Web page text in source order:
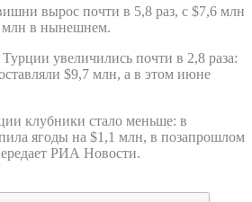
вырос почти в 5,8 раз, с $7,6 млн
млн в нынешнем.
увеличились почти в 2,8 раза:
$9,7 млн, а в этом июне
клубники стало меньше: в
ягоды на $1,1 млн, в позапрошлом
РИА Новости.